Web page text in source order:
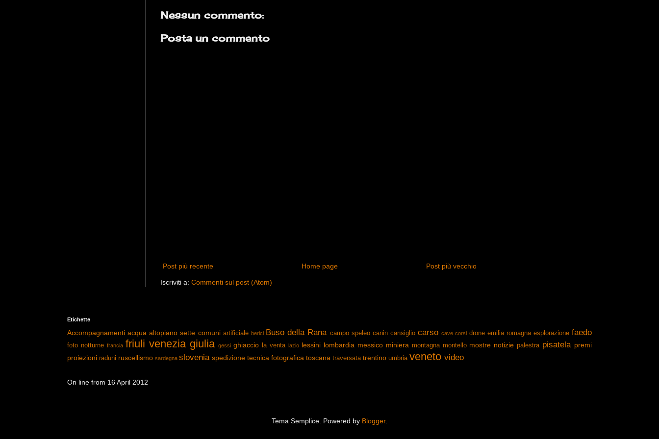
Nessun commento:
Posta un commento
Post più recente Post più vecchio
Home page
Iscriviti a: Commenti sul post (Atom)
Etichette
Accompagnamenti acqua altopiano sette comuni artificiale berici Buso della Rana campo speleo canin cansiglio carso cave corsi drone emilia romagna esplorazione faedo
foto notturne francia friuli venezia giulia gessi ghiaccio la venta lazio lessini lombardia messico miniera montagna montello mostre notizie palestra pisatela premi
proiezioni raduni ruscellismo sardegna slovenia spedizione tecnica fotografica toscana traversata trentino umbria veneto video
On line from 16 April 2012
Tema Semplice. Powered by Blogger.